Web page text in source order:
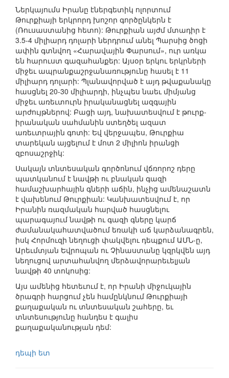
Ներկայումս Իրանը էներգետիկ ոլորտում
Թուրքիայի երկրորդ խոշոր գործընկերն է
(Ռուսաստանից հետո): Թուրքիան այժմ մտադիր է
3.5-4 միլիարդ դոլարի ներդրում անել Պարսից ծոցի
ափին գտնվող «Հարավային Փարսում», ուր առկա
են հարուստ գազահանքեր: Այսօր երկու երկրների
միջեւ ապրանքաշրջանառությունը հասել է 11
միլիարդ դոլարի: Պլանավորված է այդ թվաքանակը
հասցնել 20-30 միլիարդի, ինչպես նաեւ միմյանց
միջեւ առեւտուրն իրականացնել ազգային
արժույթներով: Բացի այդ, նախատեսվում է թուրք-
իրանական սահմանին ստեղծել ազատ
առեւտրային գոտի: Եվ վերջապես, Թուրքիա
տարեկան այցելում է մոտ 2 միլիոն իրանցի
զբոսաշրջիկ:
Սակայն տնտեսական գործոնում վճռորոշ դերը
պատկանում է նավթի ու բնական գազի
համաշխարհային գների աճին, ինչից ամենաշատն
է վախենում Թուրքիան: Կանխատեսվում է, որ
Իրանին ռազմական հարված հասցնելու
պարագայում նավթի ու գազի գները կարճ
ժամանակահատվածում եռակի աճ կարձանագրեն,
իսկ Հորմուզի նեղուցի փակվելու դեպքում ԱՄՆ-ը,
Արեւմտյան Եվրոպան ու Չինաստանը կզրկվեն այդ
նեղուցով արտահանվող մերձավորարեւելյան
նավթի 40 տոկոսից:
Այս ամենից հետեւում է, որ Իրանի միջուկային
ծրագրի հարցում չեն համընկնում Թուրքիայի
քաղաքական ու տնտեսական շահերը, եւ
տնտեսությունը հանդես է գալիս
քաղաքականության դեմ:
դեպի ետ